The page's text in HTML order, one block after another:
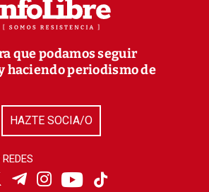
que podamos seguir
haciendo periodismo de
HAZTE SOCIA/O